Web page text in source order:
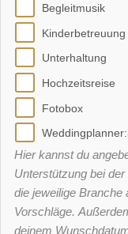
Begleitmusik
Kinderbetreuung
Unterhaltung
Hochzeitsreise
Fotobox
Hier kannst du
Unterstützung bei
die jeweilige
Vorschläge.
deinem